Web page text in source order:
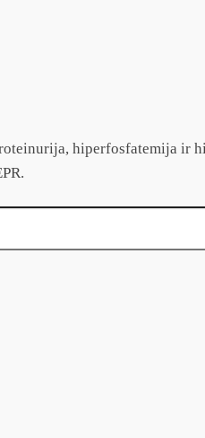
hiperfosfatemija ir